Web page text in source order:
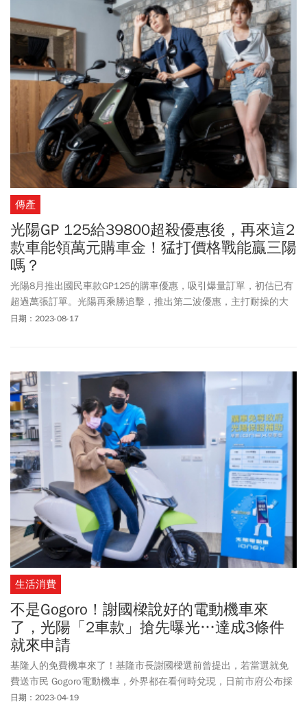
傳產
光陽GP 125給39800超殺優惠後，再來這2
款車能領萬元購車金！猛打價格戰能贏三陽
嗎？
光陽8月推出國民車款GP125的購車優惠，吸引爆量訂單，初估已有
超過萬張訂單。光陽再乘勝追擊，推出第二波優惠，主打耐操的大
地名流，操駕感的LIKE COLOMBO，都會送出超過萬元的購車金或贈
日期：2023-08-17
生活消費
不是Gogoro！謝國樑說好的電動機車來
了，光陽「2車款」搶先曝光…達成3條件
就來申請
基隆人的免費機車來了！基隆市長謝國樑選前曾提出，若當選就免
費送市民 Gogoro電動機車，外界都在看何時兌現，日前市府公布採
購預算規則後，吸引多家電動機車品牌投標，基隆市政府與光陽機
日期：2023-04-19